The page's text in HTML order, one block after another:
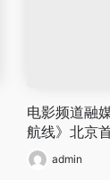
电影频道融
航线》北京
admin